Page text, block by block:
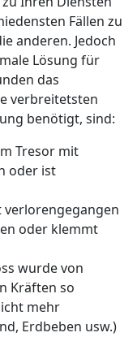
Fällen zu
anderen. Jedoch
Lösung für
das
verbreitetsten
benötigt, sind:
Tresor mit
oder ist
verlorengegangen
oder klemmt
wurde von
Kräften so
mehr
Erdbeben usw.)